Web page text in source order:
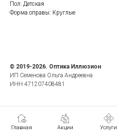
Главная Акции Услуги
Пол: Детская
Форма оправы: Круглые
© 2019-2026. Оптика Иллюзион
ИП Семенова Ольга Андреевна
ИНН 471207408481